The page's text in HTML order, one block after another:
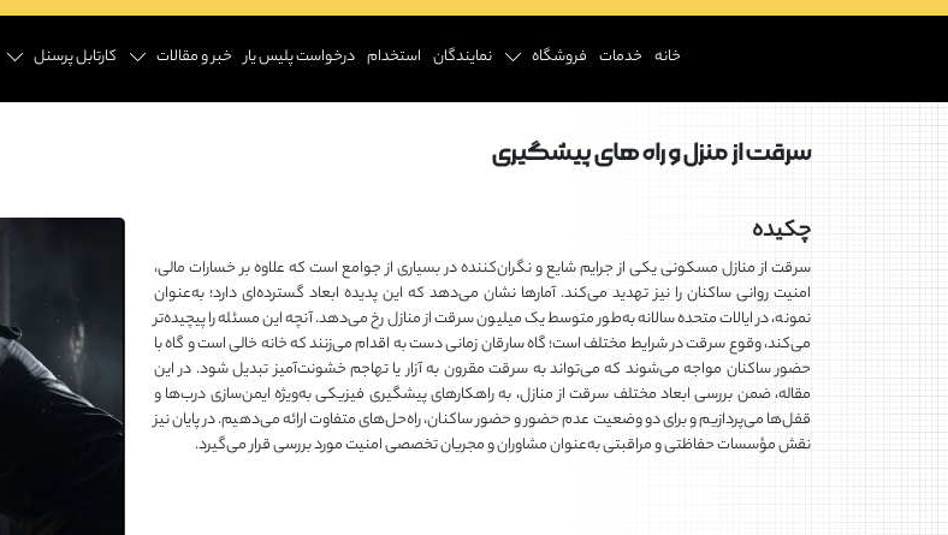
خانه خدمات فروشگاه نمایندگان استخدام درخواست پلیس یار خبر و مقالات کارتابل پرسنل
سرقت از منزل و راه های پیشگیری
چکیده
سرقت از منازل مسکونی یکی از جرایم شایع و نگران‌کننده در بسیاری از جوامع است که علاوه بر خسارات مالی،
امنیت روانی ساکنان را نیز تهدید می‌کند. آمارها نشان می‌دهد که این پدیده ابعاد گسترده‌ای دارد؛ به‌عنوان
نمونه، در ایالات متحده سالانه به‌طور متوسط یک میلیون سرقت از منازل رخ می‌دهد. آنچه این مسئله را پیچیده‌تر
می‌کند، وقوع سرقت در شرایط مختلف است؛ گاه سارقان زمانی دست به اقدام می‌زنند که خانه خالی است و گاه با
حضور ساکنان مواجه می‌شوند که می‌تواند به سرقت مقرون به آزار یا تهاجم خشونت‌آمیز تبدیل شود. در این
مقاله، ضمن بررسی ابعاد مختلف سرقت از منازل، به راهکارهای پیشگیری فیزیکی به‌ویژه ایمن‌سازی درب‌ها و
قفل‌ها می‌پردازیم و برای دو وضعیت عدم حضور و حضور ساکنان، راه‌حل‌های متفاوت ارائه می‌دهیم. در پایان نیز
نقش مؤسسات حفاظتی و مراقبتی به‌عنوان مشاوران و مجریان تخصصی امنیت مورد بررسی قرار می‌گیرد.